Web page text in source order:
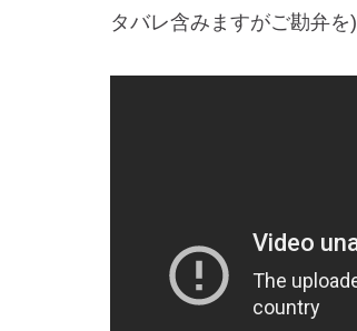
タバレ含みますがご勘弁を)